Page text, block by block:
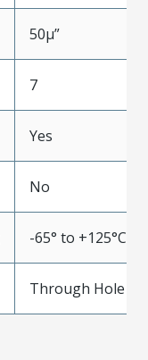
50µ”
7
Yes
No
-65° to +125°C
Through Hole